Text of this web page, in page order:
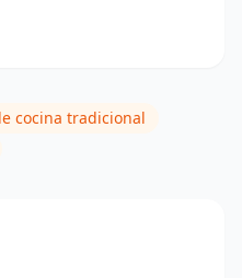
cocina tradicional